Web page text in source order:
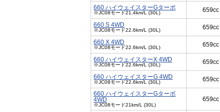
660 ハイウェイスターGターボ
※JC08モード21.4km/L (30L) 659cc
660 S 4WD
※JC08モード22.6km/L (30L) 659cc
660 X 4WD
※JC08モード22.6km/L (30L) 659cc
660 ハイウェイスターX 4WD
※JC08モード22.6km/L (30L) 659cc
660 ハイウェイスターG 4WD
※JC08モード22.6km/L (30L) 659cc
660 ハイウェイスターGターボ
4WD
※JC08モード21km/L (30L)
659cc